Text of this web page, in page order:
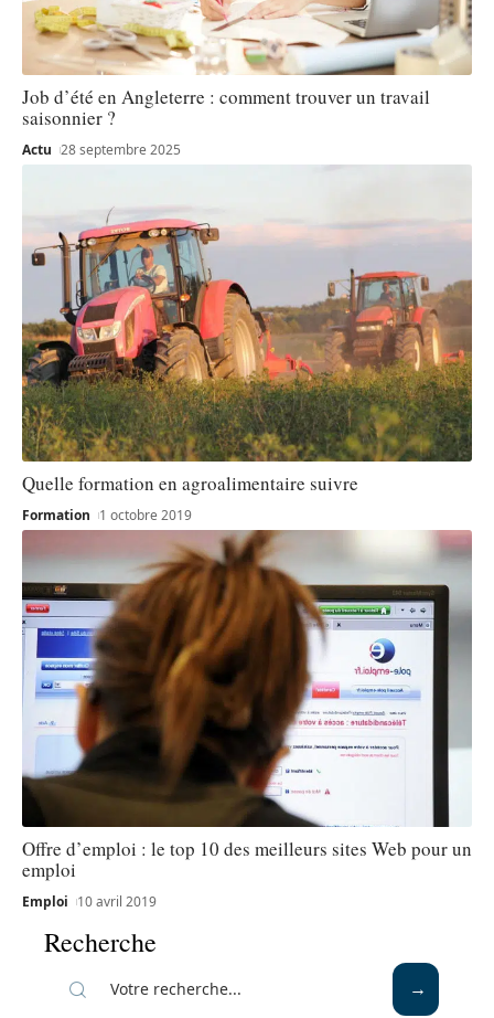
Job d’été en Angleterre : comment trouver un travail
saisonnier ?
Actu 28 septembre 2025
Quelle formation en agroalimentaire suivre
Formation 1 octobre 2019
Offre d’emploi : le top 10 des meilleurs sites Web pour un
emploi
Emploi 10 avril 2019
Recherche